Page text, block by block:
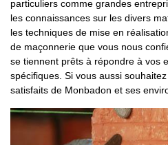
particuliers comme grandes
les connaissances sur les divers
les techniques de mise en
de maçonnerie que vous nous
se tiennent prêts à répondre à vos
spécifiques. Si vous aussi
satisfaits de Monbadon et ses